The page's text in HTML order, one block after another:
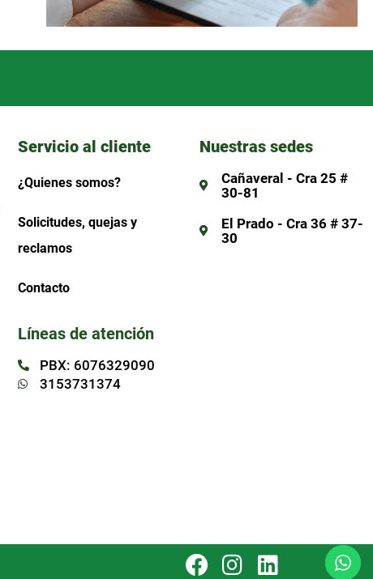
Servicio al cliente
¿Quienes somos?
Solicitudes, quejas y
reclamos
Contacto
Líneas de atención
PBX: 6076329090
3153731374
Nuestras sedes
Cañaveral - Cra 25 #
30-81
El Prado - Cra 36 # 37-
30